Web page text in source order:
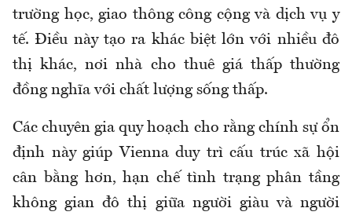
trường học, giao thông công cộng và dịch vụ y
tế. Điều này tạo ra khác biệt lớn với nhiều đô
thị khác, nơi nhà cho thuê giá thấp thường
đồng nghĩa với chất lượng sống thấp.
Các chuyên gia quy hoạch cho rằng chính sự ổn
định này giúp Vienna duy trì cấu trúc xã hội
cân bằng hơn, hạn chế tình trạng phân tầng
không gian đô thị giữa người giàu và người